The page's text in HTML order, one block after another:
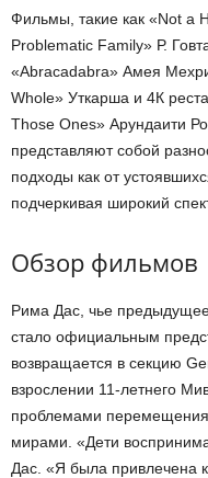
Фильмы, такие как «Not a
Problematic Family» Р.
«Abracadabra» Амея
Whole» Уткарша и 4К
Those Ones» Арундаити
представляют собой
подходы как от
подчеркивая широкий
Обзор фильмов
Рима Дас, чье
стало официальным
возвращается в секцию
взрослении 11-летнего
проблемами
мирами. «Дети
Дас. «Я была привлечена к